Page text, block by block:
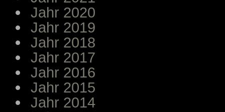
Jahr 2020
Jahr 2019
Jahr 2018
Jahr 2017
Jahr 2016
Jahr 2015
Jahr 2014